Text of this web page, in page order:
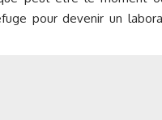
pour devenir un